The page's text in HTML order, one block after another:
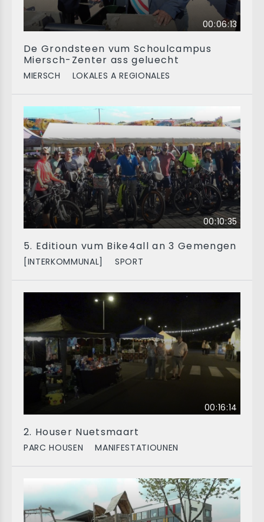
00:06:13
De Grondsteen vum Schoulcampus
Miersch-Zenter ass geluecht
MIERSCH LOKALES A REGIONALES
00:10:35
5. Editioun vum Bike4all an 3 Gemengen
[INTERKOMMUNAL] SPORT
00:16:14
2. Houser Nuetsmaart
PARC HOUSEN MANIFESTATIOUNEN